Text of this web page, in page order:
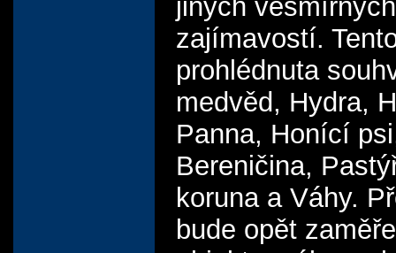
jiných vesmírných
zajímavostí.
prohlédnuta
medvěd, Hydra,
Panna, Honící
Bereničina,
koruna a Váhy.
bude opět